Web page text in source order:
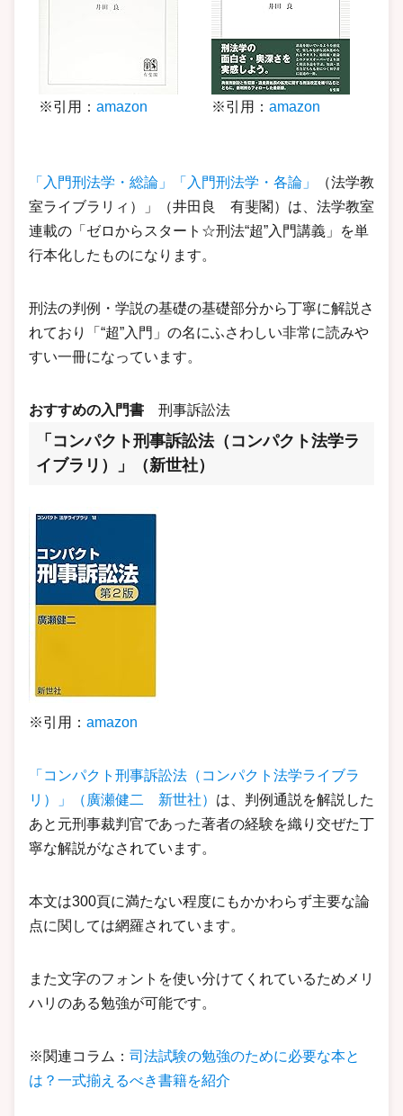
※引用： amazon ※引用： amazon
「入門刑法学・総論」 「入門刑法学・各論」
（法学教
室ライブラリィ）」（井田良 有斐閣）は、法学教室
連載の「ゼロからスタート☆刑法“超”入門講義」を単
行本化したものになります。
刑法の判例・学説の基礎の基礎部分から丁寧に解説さ
れており「“超”入門」の名にふさわしい非常に読みや
すい一冊になっています。
おすすめの入門書 刑事訴訟法
「コンパクト刑事訴訟法（コンパクト法学ラ
イブラリ）」（新世社）
※引用： amazon
「コンパクト刑事訴訟法（コンパクト法学ライブラ
リ ）」（廣瀬健二 新世社） は、判例通説を解説した
あと元刑事裁判官であった著者の経験を織り交ぜた丁
寧な解説がなされています。
本文は300頁に満たない程度にもかかわらず主要な論
点に関しては網羅されています。
また文字のフォントを使い分けてくれているためメリ
ハリのある勉強が可能です。
※関連コラム： 司法試験の勉強のために必要な本と
は？一式揃えるべき書籍を紹介